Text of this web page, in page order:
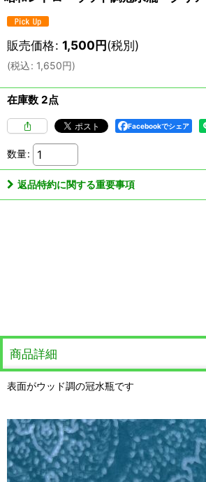
販売価格: 1,500円(税別)
(税込: 1,650円)
在庫数 2点
Facebookでシェア
数量:
返品特約に関する重要事項
商品詳細
表面がウッド調の冠水瓶です